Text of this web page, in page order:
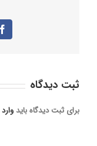
ثبت ديدگاه
برای ثبت دیدگاه باید وارد